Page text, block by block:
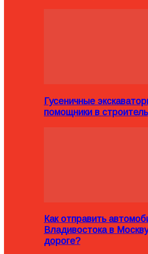
Гусеничные
помощники в
Как отправить
Владивостока в
дороге?